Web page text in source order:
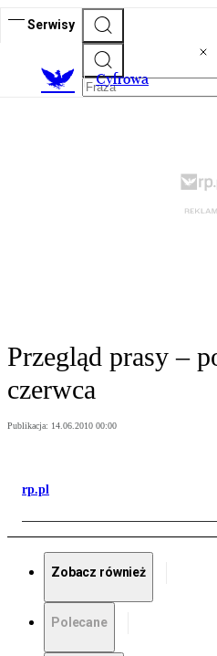
Serwisy
Cyfrowa
Przegląd prasy –
czerwca
Publikacja: 14.06.2010 00:00
rp.pl
Zobacz również
Polecane